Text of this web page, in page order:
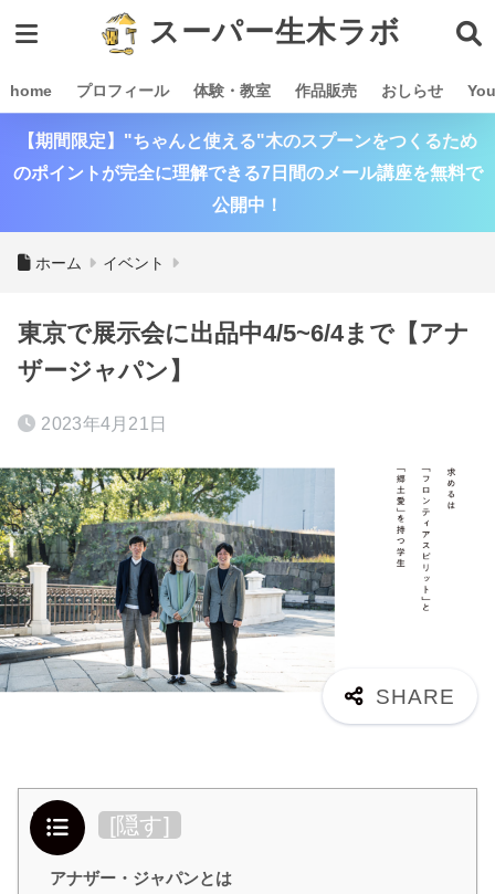
スーパー生木ラボ
home プロフィール 体験・教室 作品販売 おしらせ
【期間限定】"ちゃんと使える"木のスプーンをつくるため
のポイントが完全に理解できる7日間のメール講座を無料で
公開中！
ホーム イベント
東京で展示会に出品中4/5~6/4まで【アナ
ザージャパン】
2023年4月21日
目次 [隠す]
アナザー・ジャパンとは